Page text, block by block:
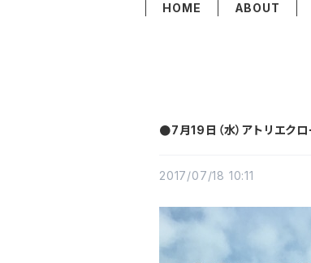
HOME ABOUT
●7月19日（水）アトリエク
2017/07/18 10:11